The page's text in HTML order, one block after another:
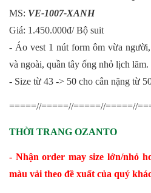
MS: VE-1007-XANH
Giá: 1.450.000đ/ Bộ suit
- Áo vest 1 nút form ôm vừa
và ngoài, quần tây ống nhỏ lịch lãm.
- Size từ 43 -> 50 cho cân nặng từ
=====//=====//=====//=====//
THỜI TRANG OZANTO
- Nhận order may size lớn/nhỏ
màu vải theo đề xuất của quý